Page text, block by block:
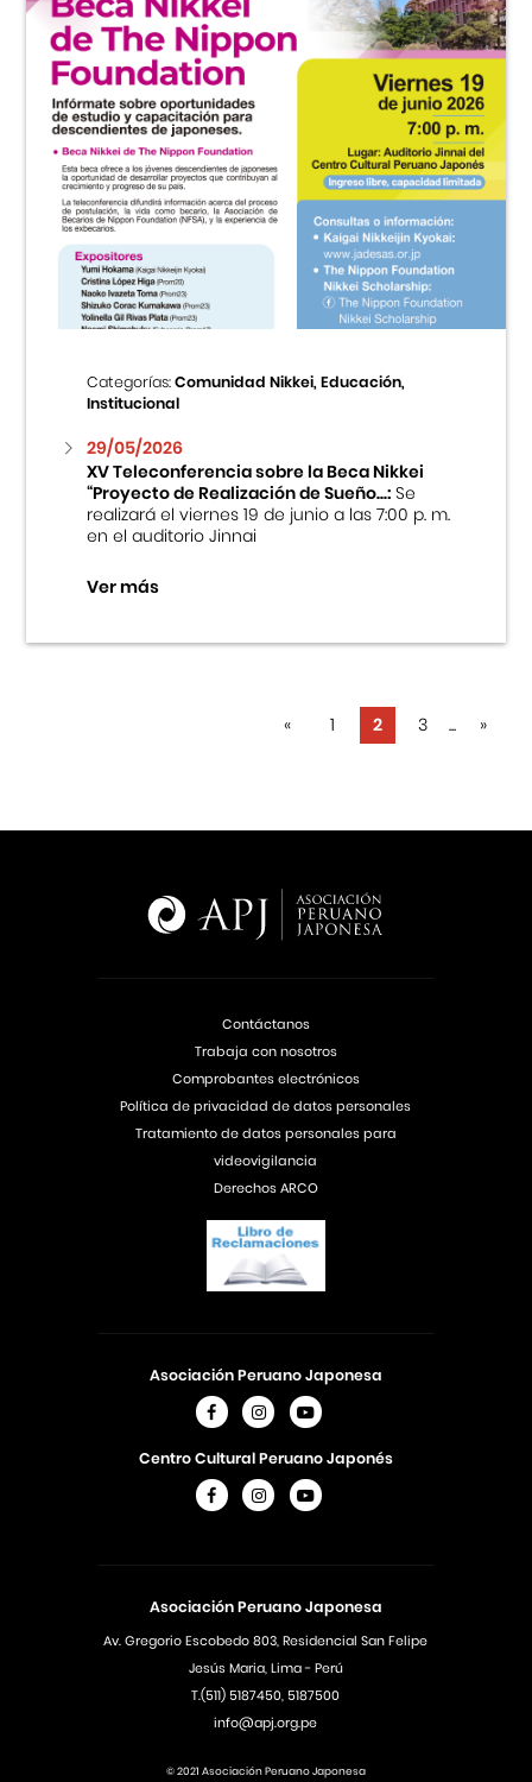
Categorías:Comunidad Nikkei, Educación,
Institucional
29/05/2026
XV Teleconferencia sobre la Beca Nikkei
“Proyecto de Realización de Sueño...:Se
realizará el viernes 19 de junio a las 7:00 p. m.
en el auditorio Jinnai
Ver más
« 1 2 3 ... »
Asociación Peruano Japonesa
Av. Gregorio Escobedo 803, Residencial San Felipe
Jesús Maria, Lima - Perú
T.(511) 5187450, 5187500
info@apj.org.pe
Asociación Peruano Japonesa
Centro Cultural Peruano Japonés
Contáctanos
Trabaja con nosotros
Comprobantes electrónicos
Política de privacidad de datos personales
Tratamiento de datos personales para
videovigilancia
Derechos ARCO
© 2021 Asociación Peruano Japonesa